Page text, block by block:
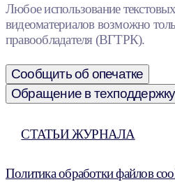
Любое использование
видеоматериалов возможно
правообладателя (ВГТРК).
Сообщить об опечатке
Обращение в техподдержку
СТАТЬИ ЖУРНАЛА
Политика обработки файлов